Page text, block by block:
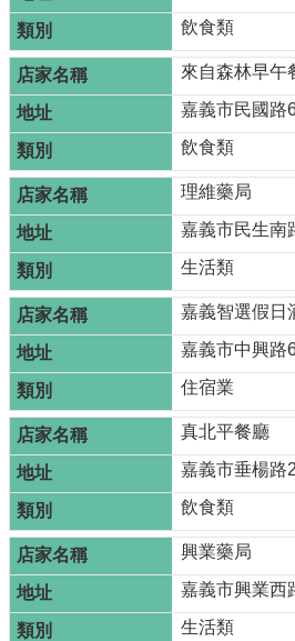
飲食類
來自森林早午
嘉義市民國路
飲食類
理維藥局
嘉義市民生南
生活類
嘉義智選假日
嘉義市中興路
住宿業
真北平餐廳
嘉義市垂楊路
飲食類
興業藥局
嘉義市興業西
生活類